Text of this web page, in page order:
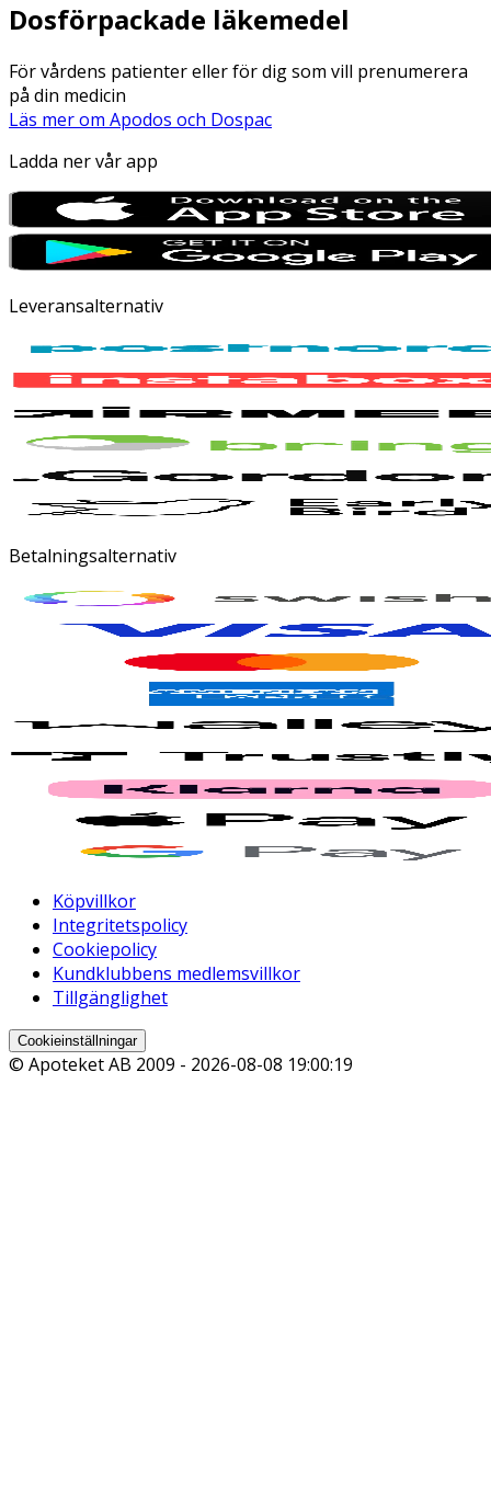
Dosförpackade läkemedel
För vårdens patienter eller för dig som vill prenumerera
på din medicin
Läs mer om Apodos och Dospac
Ladda ner vår app
Leveransalternativ
Betalningsalternativ
Köpvillkor
Integritetspolicy
Cookiepolicy
Kundklubbens medlemsvillkor
Tillgänglighet
Cookieinställningar
© Apoteket AB 2009 - 2026-08-08 19:00:19